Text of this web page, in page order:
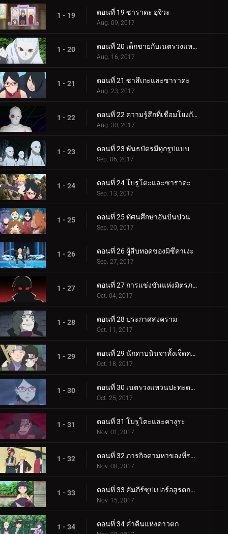
1 - 19 ตอนที่ 19 ซาราดะ อุจิวะ
Aug. 09, 2017
1 - 20 ตอนที่ 20 เด็กชายกับเนตรวงแหวน
Aug. 16, 2017
1 - 21 ตอนที่ 21 ซาสึเกะและซาราดะ
Aug. 23, 2017
1 - 22 ตอนที่ 22 ความรู้สึกที่เชื่อมโยงกัน
Aug. 30, 2017
1 - 23 ตอนที่ 23 พันธบัตรมีทุกรูปแบบ
Sep. 06, 2017
1 - 24 ตอนที่ 24 โบรูโตะและซาราดะ
Sep. 13, 2017
1 - 25 ตอนที่ 25 ทัศนศึกษาอันปั่นป่วน
Sep. 20, 2017
1 - 26 ตอนที่ 26 ผู้สืบทอดของมิซึคาเงะ
Sep. 27, 2017
1 - 27 ตอนที่ 27 การแข่งขันแห่งมิตรภาพของชิโนบิ
Oct. 04, 2017
1 - 28 ตอนที่ 28 ประกาศสงคราม
Oct. 11, 2017
1 - 29 ตอนที่ 29 นักดาบนินจาทั้งเจ็ดคนใหม่!
Oct. 18, 2017
1 - 30 ตอนที่ 30 เนตรวงแหวนปะทะดาบสายฟ้า เขี้ยวคิบะ!
Oct. 25, 2017
1 - 31 ตอนที่ 31 โบรูโตะและคางุระ
Nov. 01, 2017
1 - 32 ตอนที่ 32 ภารกิจตามหาของที่ระลึก
Nov. 08, 2017
1 - 33 ตอนที่ 33 คัมภีร์ซุปเปอร์อสูรตกต่ำ!
Nov. 15, 2017
1 - 34 ตอนที่ 34 ค่ำคืนแห่งดาวตก